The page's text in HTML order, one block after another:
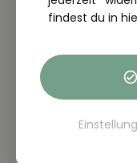
findest du in